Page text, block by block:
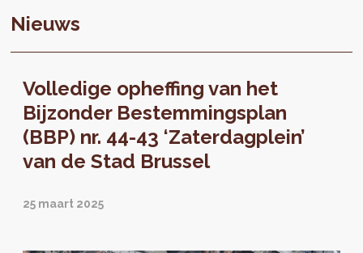
Nieuws
Volledige opheffing van het
Bijzonder Bestemmingsplan
(BBP) nr. 44-43 ‘Zaterdagplein’
van de Stad Brussel
25 maart 2025